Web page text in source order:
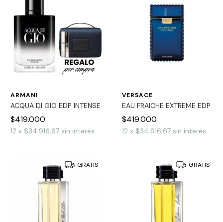
ARMANI
ACQUA DI GIO EDP INTENSE
$419.000
12 x $34.916,67 sin interés
VERSACE
EAU FRAICHE EXTREME EDP
$419.000
12 x $34.916,67 sin interés
GRATIS GRATIS